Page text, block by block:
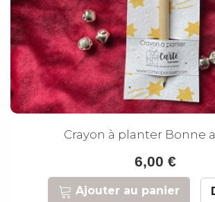
Crayon à planter Bonne
6,00 €
Ajouter au panier